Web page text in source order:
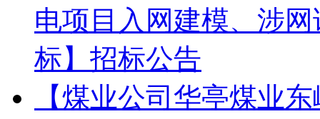
电项目入网建模、涉
标】招标公告
【煤业公司华亭煤业